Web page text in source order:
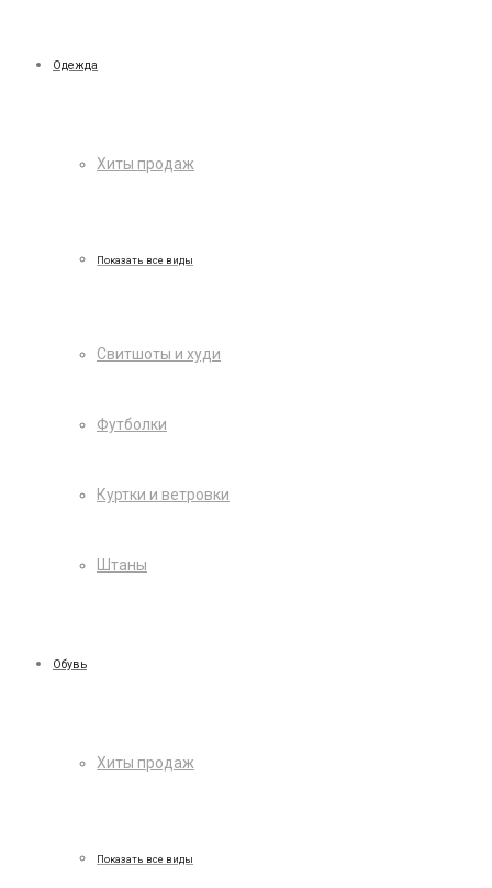
Одежда
Хиты продаж
Показать все виды
Свитшоты и худи
Футболки
Куртки и ветровки
Штаны
Обувь
Хиты продаж
Показать все виды